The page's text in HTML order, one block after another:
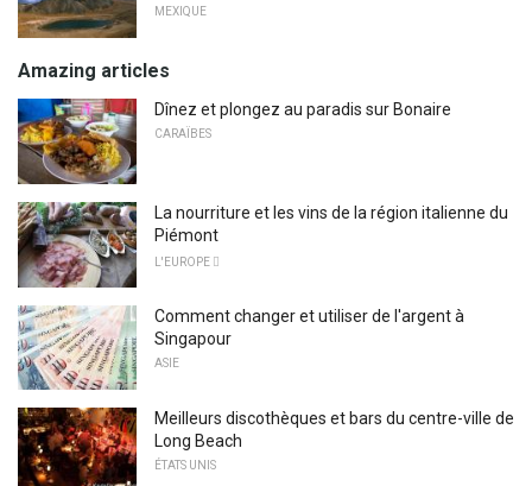
MEXIQUE
Amazing articles
Dînez et plongez au paradis sur Bonaire
CARAÏBES
La nourriture et les vins de la région italienne du
Piémont
L'EUROPE 
Comment changer et utiliser de l'argent à
Singapour
ASIE
Meilleurs discothèques et bars du centre-ville de
Long Beach
ÉTATS UNIS